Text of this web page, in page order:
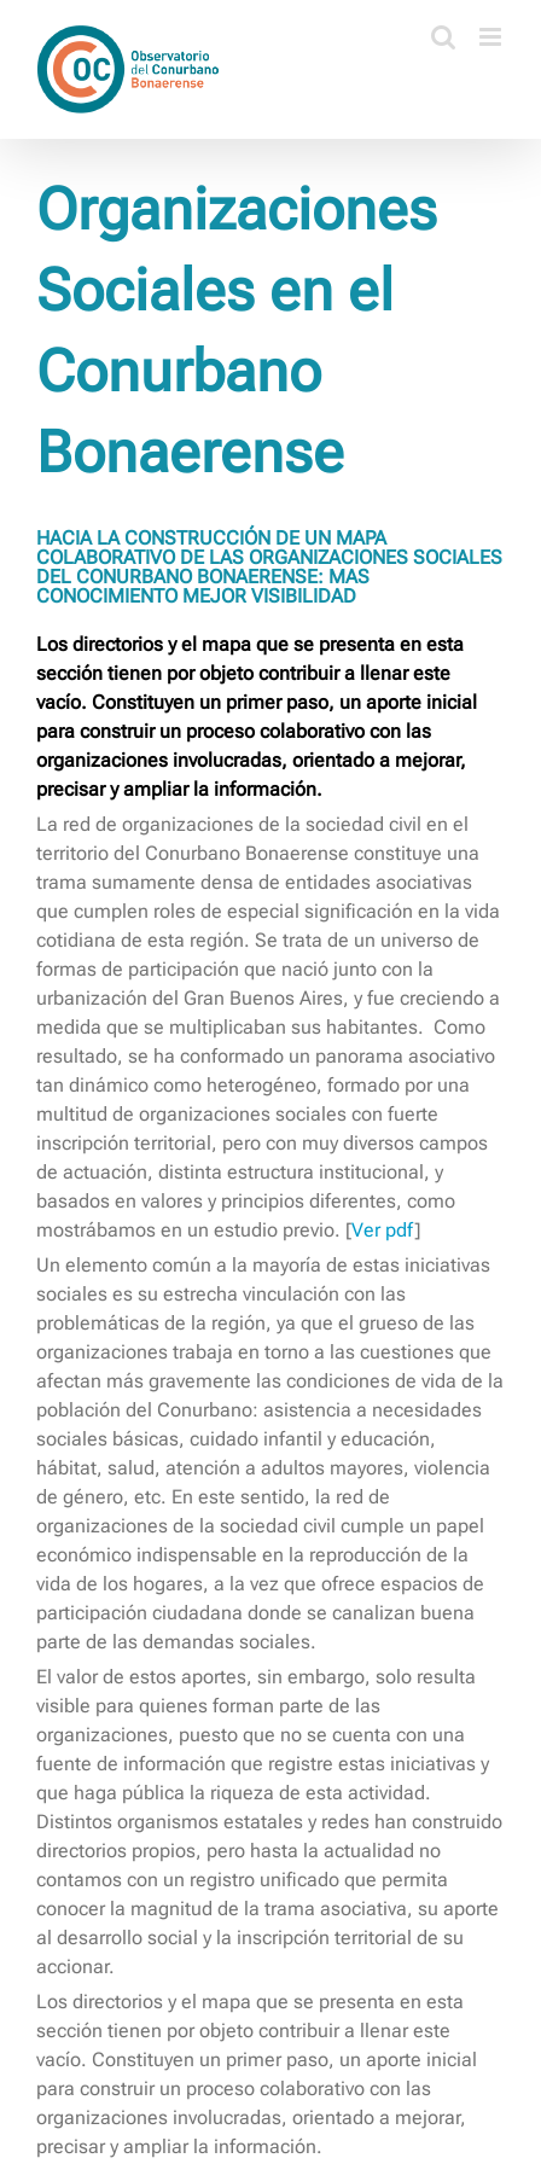
contenido
Organizaciones
Sociales en el
Conurbano
Bonaerense
HACIA LA CONSTRUCCIÓN DE UN MAPA
COLABORATIVO DE LAS ORGANIZACIONES SOCIALES
DEL CONURBANO BONAERENSE: MAS
CONOCIMIENTO MEJOR VISIBILIDAD
Los directorios y el mapa que se presenta en esta
sección tienen por objeto contribuir a llenar este
vacío. Constituyen un primer paso, un aporte inicial
para construir un proceso colaborativo con las
organizaciones involucradas, orientado a mejorar,
precisar y ampliar la información.
La red de organizaciones de la sociedad civil en el
territorio del Conurbano Bonaerense constituye una
trama sumamente densa de entidades asociativas
que cumplen roles de especial significación en la vida
cotidiana de esta región. Se trata de un universo de
formas de participación que nació junto con la
urbanización del Gran Buenos Aires, y fue creciendo a
medida que se multiplicaban sus habitantes. Como
resultado, se ha conformado un panorama asociativo
tan dinámico como heterogéneo, formado por una
multitud de organizaciones sociales con fuerte
inscripción territorial, pero con muy diversos campos
de actuación, distinta estructura institucional, y
basados en valores y principios diferentes, como
mostrábamos en un estudio previo. [Ver pdf]
Un elemento común a la mayoría de estas iniciativas
sociales es su estrecha vinculación con las
problemáticas de la región, ya que el grueso de las
organizaciones trabaja en torno a las cuestiones que
afectan más gravemente las condiciones de vida de la
población del Conurbano: asistencia a necesidades
sociales básicas, cuidado infantil y educación,
hábitat, salud, atención a adultos mayores, violencia
de género, etc. En este sentido, la red de
organizaciones de la sociedad civil cumple un papel
económico indispensable en la reproducción de la
vida de los hogares, a la vez que ofrece espacios de
participación ciudadana donde se canalizan buena
parte de las demandas sociales.
El valor de estos aportes, sin embargo, solo resulta
visible para quienes forman parte de las
organizaciones, puesto que no se cuenta con una
fuente de información que registre estas iniciativas y
que haga pública la riqueza de esta actividad.
Distintos organismos estatales y redes han construido
directorios propios, pero hasta la actualidad no
contamos con un registro unificado que permita
conocer la magnitud de la trama asociativa, su aporte
al desarrollo social y la inscripción territorial de su
accionar.
Los directorios y el mapa que se presenta en esta
sección tienen por objeto contribuir a llenar este
vacío. Constituyen un primer paso, un aporte inicial
para construir un proceso colaborativo con las
organizaciones involucradas, orientado a mejorar,
precisar y ampliar la información.